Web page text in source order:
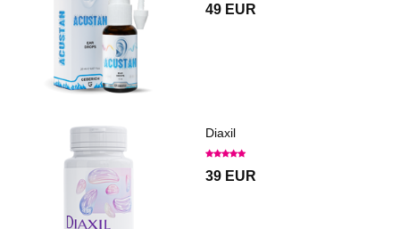
49 EUR
Diaxil
39 EUR